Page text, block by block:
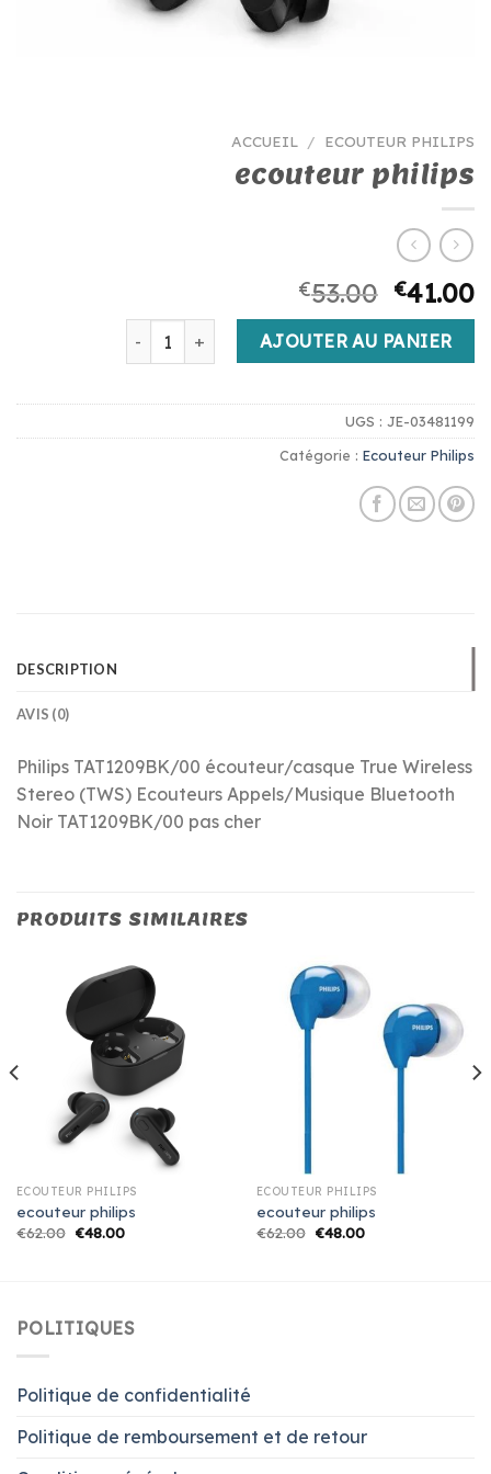
ACCUEIL / ECOUTEUR PHILIPS
ecouteur philips
€53.00 €41.00
quantité de ecouteur philipsAJOUTER AU PANIER
UGS : JE-03481199
Catégorie : Ecouteur Philips
DESCRIPTION
AVIS (0)
Philips TAT1209BK/00 écouteur/casque True Wireless
Stereo (TWS) Ecouteurs Appels/Musique Bluetooth
Noir TAT1209BK/00 pas cher
PRODUITS SIMILAIRES
ECOUTEUR PHILIPS
ecouteur philips
€62.00 €48.00
ECOUTEUR PHILIPS
ecouteur philips
€62.00 €48.00
POLITIQUES
Politique de confidentialité
Politique de remboursement et de retour